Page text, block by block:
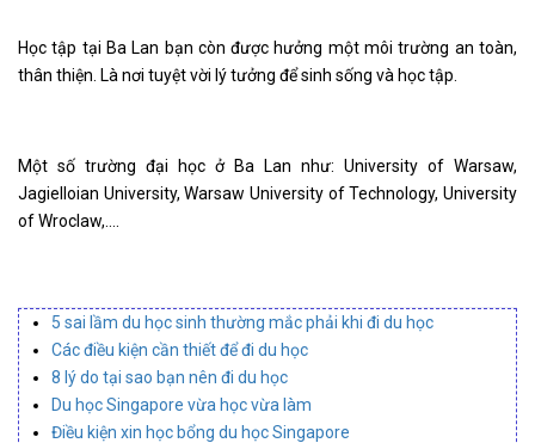
Học tập tại Ba Lan bạn còn được hưởng một môi trường an toàn,
thân thiện. Là nơi tuyệt vời lý tưởng để sinh sống và học tập.
Một số trường đại học ở Ba Lan như: University of Warsaw,
Jagielloian University, Warsaw University of Technology, University
of Wroclaw,….
5 sai lầm du học sinh thường mắc phải khi đi du học
Các điều kiện cần thiết để đi du học
8 lý do tại sao bạn nên đi du học
Du học Singapore vừa học vừa làm
Điều kiện xin học bổng du học Singapore